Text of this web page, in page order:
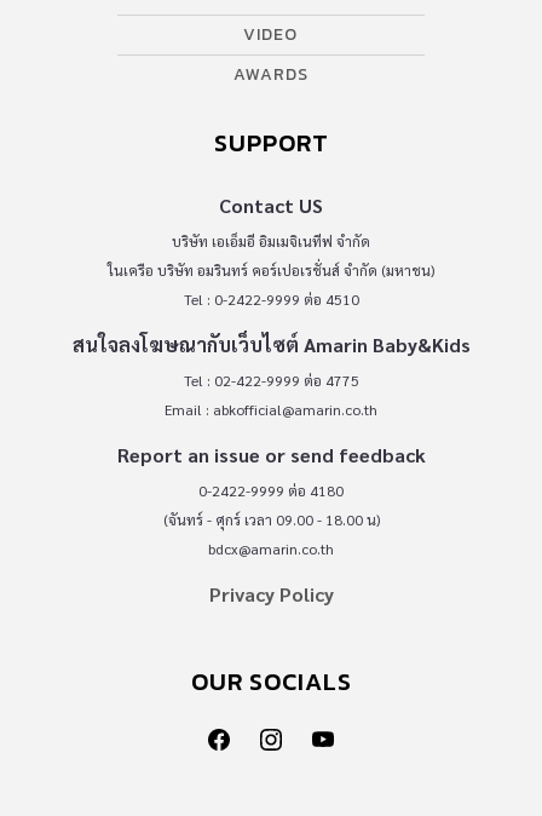
VIDEO
AWARDS
SUPPORT
Contact US
บริษัท เอเอ็มอี อิมเมจิเนทีฟ จำกัด
ในเครือ บริษัท อมรินทร์ คอร์เปอเรชั่นส์ จำกัด (มหาชน)
Tel : 0-2422-9999 ต่อ 4510
สนใจลงโฆษณากับเว็บไซต์ Amarin Baby&Kids
Tel : 02-422-9999 ต่อ 4775
Email : abkofficial@amarin.co.th
Report an issue or send feedback
0-2422-9999 ต่อ 4180
(จันทร์ - ศุกร์ เวลา 09.00 - 18.00 น)
bdcx@amarin.co.th
Privacy Policy
OUR SOCIALS